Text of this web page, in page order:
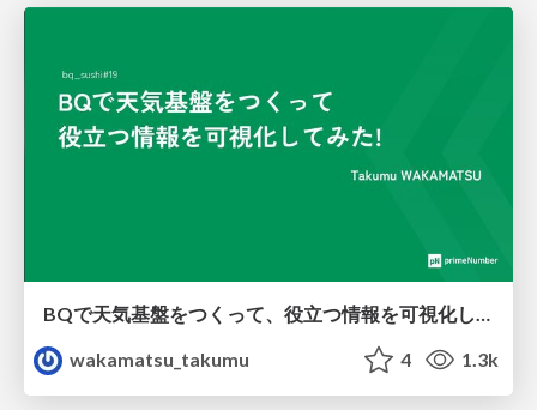
BQで天気基盤をつくって、役立つ情報を可視化してみた!
wakamatsu_takumu
4 1.3k